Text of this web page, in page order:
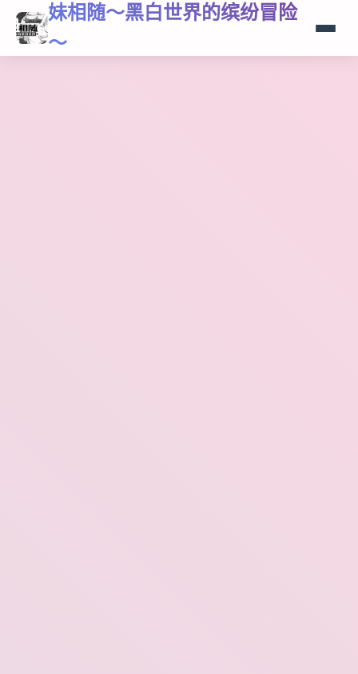
妹相随～黑白世界的缤纷冒险
～